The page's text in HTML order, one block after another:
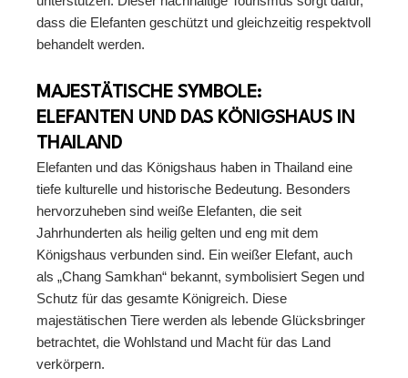
dass die Elefanten geschützt und gleichzeitig respektvoll
behandelt werden.
MAJESTÄTISCHE SYMBOLE:
ELEFANTEN UND DAS KÖNIGSHAUS IN
THAILAND
Elefanten und das Königshaus haben in Thailand eine
tiefe kulturelle und historische Bedeutung. Besonders
hervorzuheben sind weiße Elefanten, die seit
Jahrhunderten als heilig gelten und eng mit dem
Königshaus verbunden sind. Ein weißer Elefant, auch
als „Chang Samkhan“ bekannt, symbolisiert Segen und
Schutz für das gesamte Königreich. Diese
majestätischen Tiere werden als lebende Glücksbringer
betrachtet, die Wohlstand und Macht für das Land
verkörpern.